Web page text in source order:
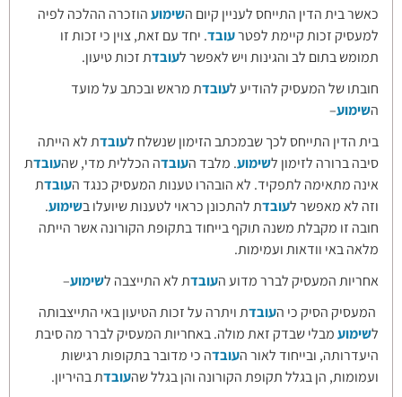
כאשר בית הדין התייחס לעניין קיום ה שימועהוזכרה ההלכה לפיה
למעסיק זכות קיימת לפטרעובד. יחד עם זאת, צוין כי זכות זו
תמומש בתום לב והגינות ויש לאפשר לעובדת זכות טיעון.
חובתו של המעסיק להודיע לעובדת מראש ובכתב על מועד
שימוע–
בית הדין התייחס לכך שבמכתב הזימון שנשלח ל עובדת לא הייתה
סיבה ברורה לזימון ל שימוע. מלבד העובדה הכללית מדי, שהעובדת
אינה מתאימה לתפקיד. לא הובהרו טענות המעסיק כנגד העובדת
וזה לא מאפשר לעובדת להתכונן כראוי לטענות שיועלו בשימוע.
חובה זו מקבלת משנה תוקף בייחוד בתקופת הקורונה אשר הייתה
מלאה באי וודאות ועמימות.
אחריות המעסיק לברר מדוע העובדת לא התייצבה ל שימוע–
המעסיק הסיק כי ה עובדת ויתרה על זכות הטיעון באי התייצבותה
שימועמבלי שבדק זאת מולה. באחריות המעסיק לברר מה סיבת
היעדרותה, ובייחוד לאור העובדה כי מדובר בתקופות רגישות
ועמומות, הן בגלל תקופת הקורונה והן בגלל שהעובדת בהיריון.